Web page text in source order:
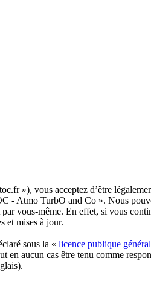
»), vous acceptez d’être
- Atmo TurbO and Co ». Nous
vous-même. En effet, si vous
et mises à jour.
sous la « licence publique
aucun cas être tenu comme